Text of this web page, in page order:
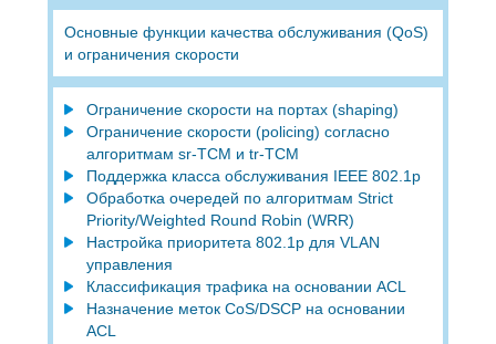
Основные функции качества обслуживания (QoS)
и ограничения скорости
Ограничение скорости на портах (shaping)
Ограничение скорости (policing) согласно
алгоритмам sr-TCM и tr-TCM
Поддержка класса обслуживания IEEE 802.1p
Обработка очередей по алгоритмам Strict
Priority/Weighted Round Robin (WRR)
Настройка приоритета 802.1p для VLAN
управления
Классификация трафика на основании ACL
Назначение меток CoS/DSCP на основании
ACL